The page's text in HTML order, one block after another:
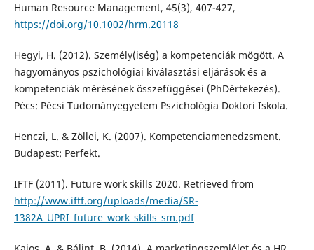
Human Resource Management, 45(3), 407-427,
https://doi.org/10.1002/hrm.20118
Hegyi, H. (2012). Személy(iség) a kompetenciák mögött. A
hagyományos pszichológiai kiválasztási eljárások és a
kompetenciák mérésének összefüggései (PhDértekezés).
Pécs: Pécsi Tudományegyetem Pszichológia Doktori Iskola.
Henczi, L. & Zöllei, K. (2007). Kompetenciamenedzsment.
Budapest: Perfekt.
IFTF (2011). Future work skills 2020. Retrieved from
http://www.iftf.org/uploads/media/SR-
1382A_UPRI_future_work_skills_sm.pdf